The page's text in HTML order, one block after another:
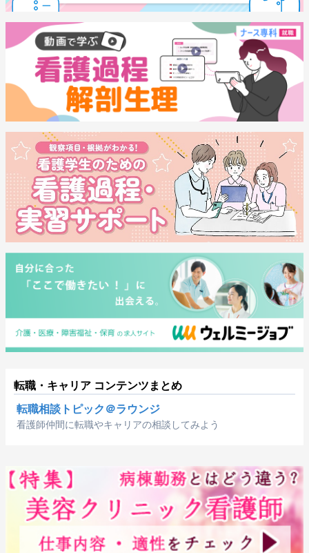
転職・キャリア コンテンツまとめ
転職相談トピック＠ラウンジ
看護師仲間に転職やキャリアの相談してみよう